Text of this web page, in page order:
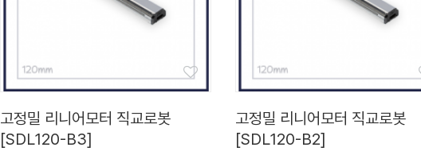
고정밀 리니어모터 직교로봇
[SDL120-B3]
고정밀 리니어모터 직교로봇
[SDL120-B2]